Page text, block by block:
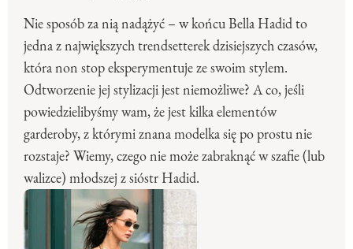
Nie sposób za nią nadążyć – w końcu Bella Hadid to
jedna z największych trendsetterek dzisiejszych czasów,
która non stop eksperymentuje ze swoim stylem.
Odtworzenie jej stylizacji jest niemożliwe? A co, jeśli
powiedzielibyśmy wam, że jest kilka elementów
garderoby, z którymi znana modelka się po prostu nie
rozstaje? Wiemy, czego nie może zabraknąć w szafie (lub
walizce) młodszej z sióstr Hadid.